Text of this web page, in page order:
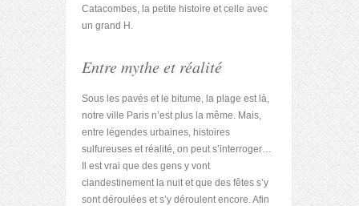
Catacombes, la petite histoire et celle avec
un grand H.
Entre mythe et réalité
Sous les pavés et le bitume, la plage est là,
notre ville Paris n’est plus la même. Mais,
entre légendes urbaines, histoires
sulfureuses et réalité, on peut s’interroger…
Il est vrai que des gens y vont
clandestinement la nuit et que des fêtes s’y
sont déroulées et s’y déroulent encore. Afin